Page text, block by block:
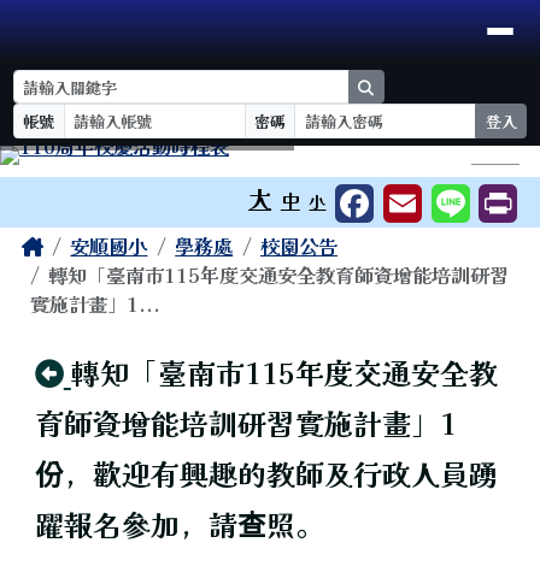
跳至主內容區
臺南市安順國小
導覽列
帳號
密碼 登入
⏸
大 中 小
主內容區域
Home安順國小 學務處
校園公告
轉知「臺南市115年度交通安全教育師資增能培訓研習
實施計畫」1...
回上頁
轉知「臺南市115年度交通安全教
育師資增能培訓研習實施計畫」1
份，歡迎有興趣的教師及行政人員踴
躍報名參加，請查照。
頁尾區域